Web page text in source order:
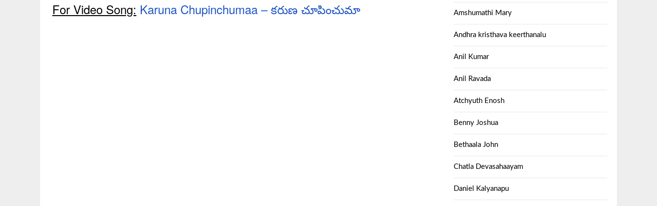
For Video Song: Karuna Chupinchumaa – కరుణ చూపించుమా Amshumathi Mary
Andhra kristhava keerthanalu
Anil Kumar
Anil Ravada
Atchyuth Enosh
Benny Joshua
Bethaala John
Chatla Devasahaayam
Daniel Kalyanapu